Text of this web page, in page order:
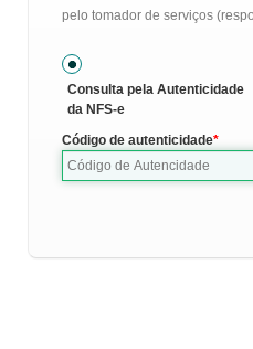
pelo tomador de serviços
Consulta pela Autenticidade
da NFS-e
Código de autenticidade